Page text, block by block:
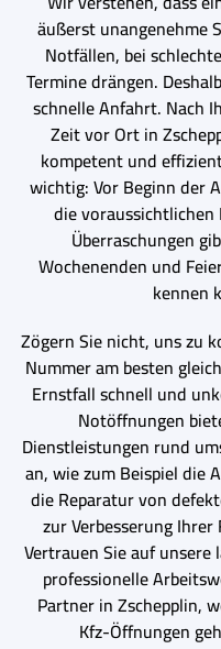
äußerst unangenehme
Notfällen, bei
Termine drängen.
schnelle Anfahrt. Nach
Zeit vor Ort in
kompetent und
wichtig: Vor Beginn der
die voraussichtlichen
Überraschungen
Wochenenden und
kennen
Zögern Sie nicht, uns zu
Nummer am besten
Ernstfall schnell und
Notöffnungen
Dienstleistungen rund
an, wie zum Beispiel die
die Reparatur von
zur Verbesserung
Vertrauen Sie auf
professionelle
Partner in Zschepplin,
Kfz-Öffnungen